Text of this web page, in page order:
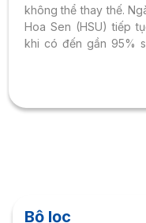
không thể thay thế.
Hoa Sen (HSU) tiếp
khi có đến gần 95%
Bộ lọc